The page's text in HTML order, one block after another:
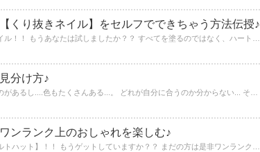
くり抜きネイル】をセルフでできちゃう方法伝授♪
分け方♪
ンランク上のおしゃれを楽しむ♪